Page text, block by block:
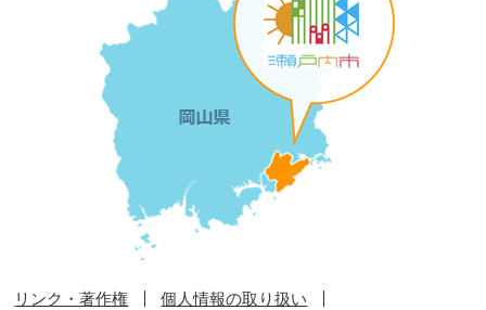
リンク・著作権
個人情報の取り扱い